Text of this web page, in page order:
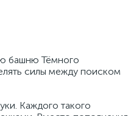
башню Тёмного
силы между поиском
Каждого такого